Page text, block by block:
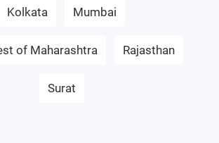
Kolkata Mumbai
of Maharashtra Rajasthan
Surat